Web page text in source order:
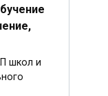
школ и